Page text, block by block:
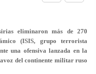
eliminaron más de 270
(ISIS, grupo terrorista
una ofensiva lanzada en la
del continente militar ruso